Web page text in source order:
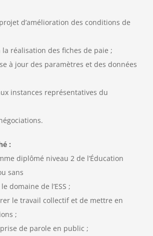
d’amélioration des conditions de
réalisation des fiches de paie ;
à jour des paramètres et des données
instances représentatives du
:
diplômé niveau 2 de l’Éducation
sans
domaine de l’ESS ;
le travail collectif et de mettre en
;
de parole en public ;